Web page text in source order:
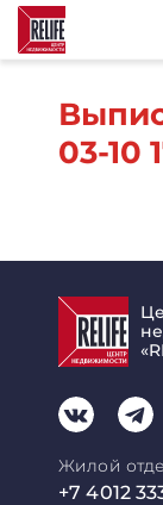
03-10
Жилой
+7 4012